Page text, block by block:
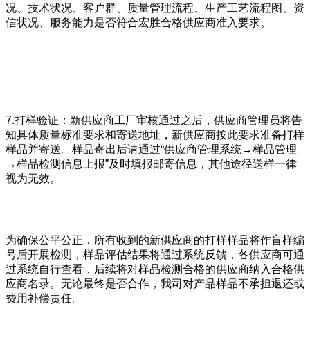
况、技术状况、客户群、质量管理流程、生产工艺流程图、资
信状况、服务能力是否符合宏胜合格供应商准入要求。
7.打样验证：新供应商工厂审核通过之后，供应商管理员将告
知具体质量标准要求和寄送地址，新供应商按此要求准备打样
样品并寄送。样品寄出后请通过“供应商管理系统→样品管理
→样品检测信息上报”及时填报邮寄信息，其他途径送样一律
视为无效。
为确保公平公正，所有收到的新供应商的打样样品将作盲样编
号后开展检测，样品评估结果将通过系统反馈，各供应商可通
过系统自行查看，后续将对样品检测合格的供应商纳入合格供
应商名录。无论最终是否合作，我司对产品样品不承担退还或
费用补偿责任。